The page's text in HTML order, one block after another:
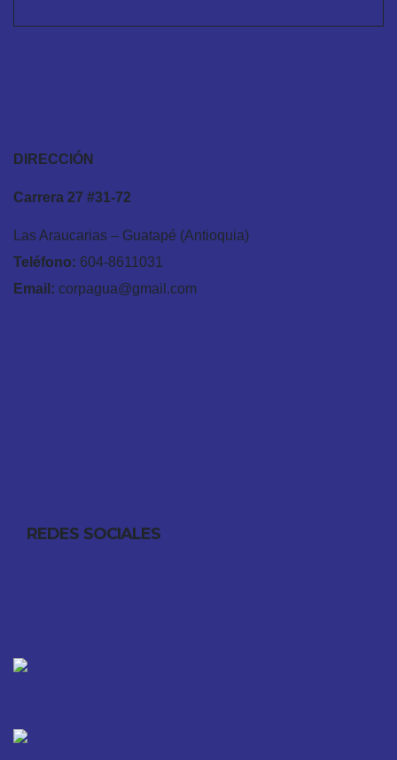
DIRECCIÓN
Carrera 27 #31-72
Las Araucarias – Guatapé (Antioquia)
Teléfono: 604-8611031
Email: corpagua@gmail.com
REDES SOCIALES